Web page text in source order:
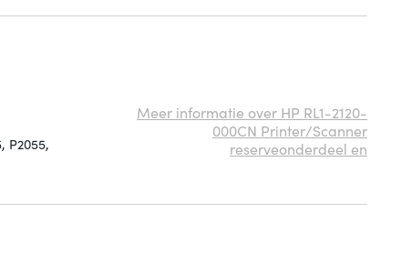
P2055,
Meer informatie over HP RL1-2120-
000CN Printer/Scanner
reserveonderdeel en